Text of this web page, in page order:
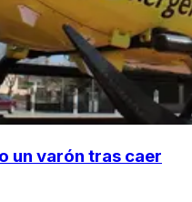
un varón tras caer